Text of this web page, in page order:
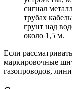
сигнал
трубах
грунт над
около 1,5 м.
Если
маркировочные
газопроводов,